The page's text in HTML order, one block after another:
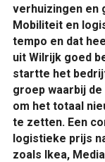
verhuizingen en
Mobiliteit en
tempo en dat
uit Wilrijk goed
startte het
groep waarbij
om het totaal
te zetten. Een
logistieke prijs
zoals Ikea,